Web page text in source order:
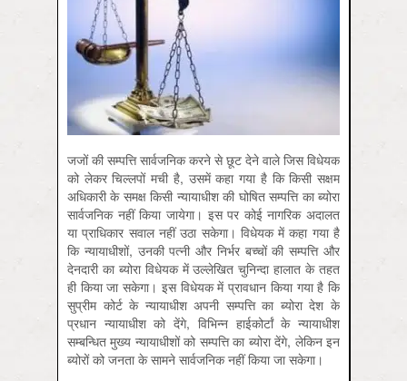
जजों की सम्पत्ति सार्वजनिक करने से छूट देने वाले जिस विधेयक
को लेकर चिल्लपों मची है, उसमें कहा गया है कि किसी सक्षम
अधिकारी के समक्ष किसी न्यायाधीश की घोषित सम्पत्ति का ब्योरा
सार्वजनिक नहीं किया जायेगा। इस पर कोई नागरिक अदालत
या प्राधिकार सवाल नहीं उठा सकेगा। विधेयक में कहा गया है
कि न्यायाधीशों, उनकी पत्नी और निर्भर बच्चों की सम्पत्ति और
देनदारी का ब्योरा विधेयक में उल्लेखित चुनिन्दा हालात के तहत
ही किया जा सकेगा। इस विधेयक में प्रावधान किया गया है कि
सुप्रीम कोर्ट के न्यायाधीश अपनी सम्पत्ति का ब्योरा देश के
प्रधान न्यायाधीश को देंगे, विभिन्न हाईकोर्टां के न्यायाधीश
सम्बन्धित मुख्य न्यायाधीशों को सम्पत्ति का ब्योरा देंगे, लेकिन इन
ब्योरों को जनता के सामने सार्वजनिक नहीं किया जा सकेगा।